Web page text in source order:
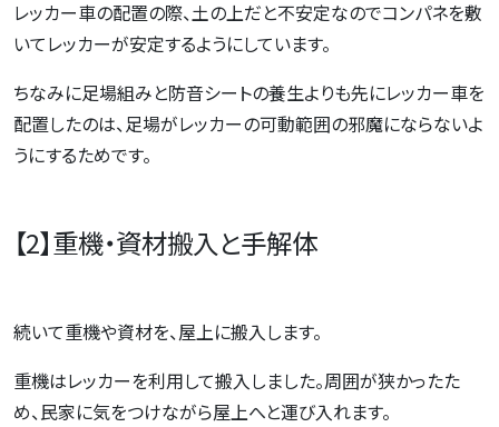
レッカー車の配置の際、土の上だと不安定なのでコンパネを敷
いてレッカーが安定するようにしています。
ちなみに足場組みと防音シートの養生よりも先にレッカー車を
配置したのは、足場がレッカーの可動範囲の邪魔にならないよ
うにするためです。
【2】重機・資材搬入と手解体
続いて重機や資材を、屋上に搬入します。
重機はレッカーを利用して搬入しました。周囲が狭かったた
め、民家に気をつけながら屋上へと運び入れます。